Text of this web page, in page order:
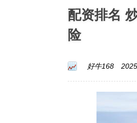
配资排名
险
好牛168